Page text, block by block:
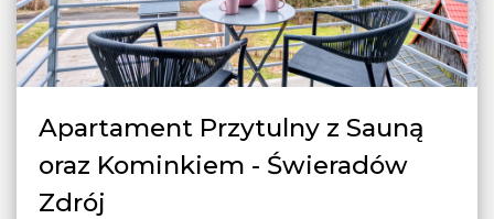
Apartament Przytulny z Sauną
oraz Kominkiem - Świeradów
Zdrój